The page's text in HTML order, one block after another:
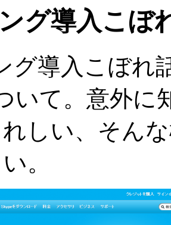
グ導入こぼ
グ導入こぼれ
いて。意外
しい、そん
。